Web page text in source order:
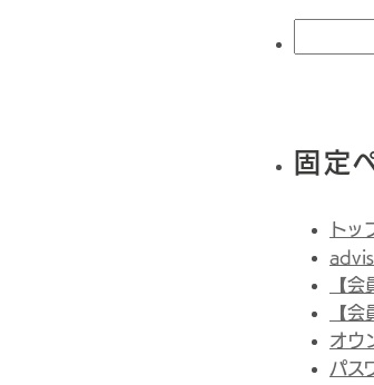
固定
トッ
【
【
オウ
パス